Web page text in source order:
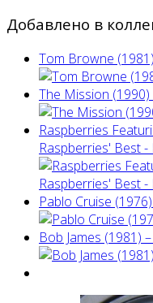
Добавлено в
Tom Browne
The Mission (1990)
Raspberries
Raspberries' Best -
Pablo Cruise
Bob James (1981)